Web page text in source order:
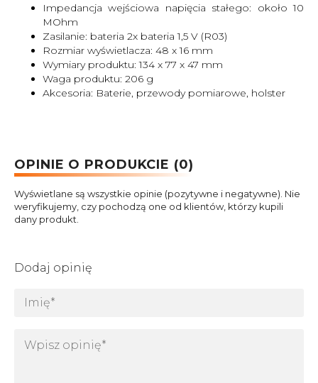
Impedancja wejściowa napięcia stałego: około 10
MOhm
Zasilanie: bateria 2x bateria 1,5 V (R03)
Rozmiar wyświetlacza: 48 x 16 mm
Wymiary produktu: 134 x 77 x 47 mm
Waga produktu: 206 g
Akcesoria: Baterie, przewody pomiarowe, holster
OPINIE O PRODUKCIE (0)
Wyświetlane są wszystkie opinie (pozytywne i negatywne). Nie
weryfikujemy, czy pochodzą one od klientów, którzy kupili
dany produkt.
Dodaj opinię